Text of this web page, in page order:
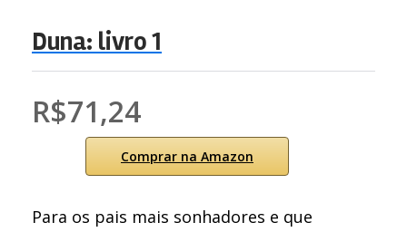
Duna: livro 1
R$71,24
Comprar na Amazon
Para os pais mais sonhadores e que